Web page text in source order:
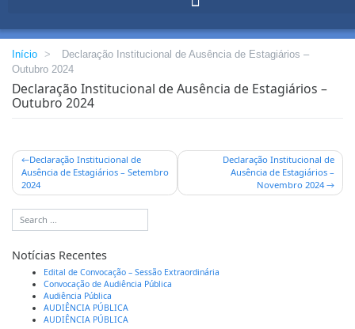
Início >
Declaração Institucional de Ausência de Estagiários –
Outubro 2024
Declaração Institucional de Ausência de Estagiários –
Outubro 2024
Declaração Institucional de
Ausência de Estagiários – Setembro
2024
Declaração Institucional de
Ausência de Estagiários –
Novembro 2024
Notícias Recentes
Edital de Convocação – Sessão Extraordinária
Convocação de Audiência Pública
Audiência Pública
AUDIÊNCIA PÚBLICA
AUDIÊNCIA PÚBLICA